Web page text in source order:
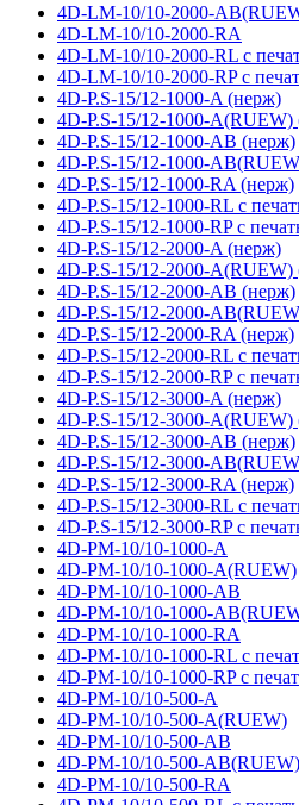
4D-LM-10/10-2000-
4D-LM-10/10-2000-RA
4D-LM-10/10-2000-RL с
4D-LM-10/10-2000-RP с
4D-P.S-15/12-1000-A (нерж)
4D-P.S-15/12-1000-
4D-P.S-15/12-1000-AB (нерж)
4D-P.S-15/12-1000-
4D-P.S-15/12-1000-RA (нерж)
4D-P.S-15/12-1000-RL с
4D-P.S-15/12-1000-RP с
4D-P.S-15/12-2000-A (нерж)
4D-P.S-15/12-2000-
4D-P.S-15/12-2000-AB (нерж)
4D-P.S-15/12-2000-
4D-P.S-15/12-2000-RA (нерж)
4D-P.S-15/12-2000-RL с
4D-P.S-15/12-2000-RP с
4D-P.S-15/12-3000-A (нерж)
4D-P.S-15/12-3000-
4D-P.S-15/12-3000-AB (нерж)
4D-P.S-15/12-3000-
4D-P.S-15/12-3000-RA (нерж)
4D-P.S-15/12-3000-RL с
4D-P.S-15/12-3000-RP с
4D-PM-10/10-1000-A
4D-PM-10/10-1000-A(RUEW)
4D-PM-10/10-1000-AB
4D-PM-10/10-1000-
4D-PM-10/10-1000-RA
4D-PM-10/10-1000-RL с
4D-PM-10/10-1000-RP с
4D-PM-10/10-500-A
4D-PM-10/10-500-A(RUEW)
4D-PM-10/10-500-AB
4D-PM-10/10-500-AB(RUEW)
4D-PM-10/10-500-RA